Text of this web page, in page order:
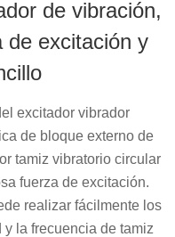
de vibración,
de excitación y
excitador vibrador
de bloque externo de
tamiz vibratorio circular
fuerza de excitación.
realizar fácilmente los
la frecuencia de tamiz